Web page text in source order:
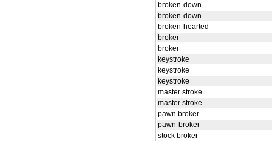
broken-down
broken-down
broken-hearted
broker
broker
keystroke
keystroke
keystroke
master stroke
master stroke
pawn broker
pawn-broker
stock broker